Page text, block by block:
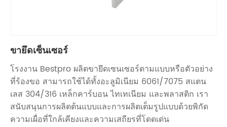
ขายึดเซ็นเซอร์
โรงงาน Bestpro ผลิตขายึดเซนเซอร์ตามแบบหรือตัวอย่าง
ที่ร้องขอ สามารถใช้ได้ทั้งอะลูมิเนียม 6061/7075 สแตน
เลส 304/316 เหล็กคาร์บอน ไทเทเนียม และพลาสติก เรา
สนับสนุนการผลิตต้นแบบและการผลิตเต็มรูปแบบด้วยพิกัด
ความเผื่อที่ใกล้เคียงและความเสถียรที่โดดเด่น